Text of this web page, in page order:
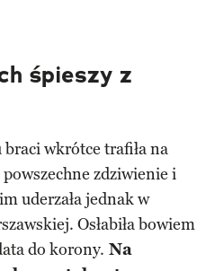
śpieszy z
wkrótce trafiła na
zdziwienie i
uderzała jednak w
Osłabiła bowiem
do korony. Na